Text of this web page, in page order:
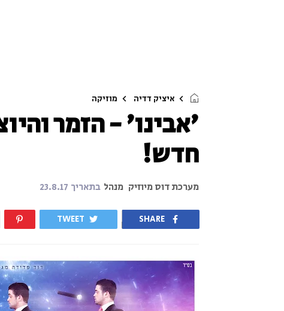
איציק דדיה מוזיקה
'אבינו' - הזמר
חדש!
מערכת דוס מיוזיק מנהל בתאריך 23.8.17
SHARE
TWEET